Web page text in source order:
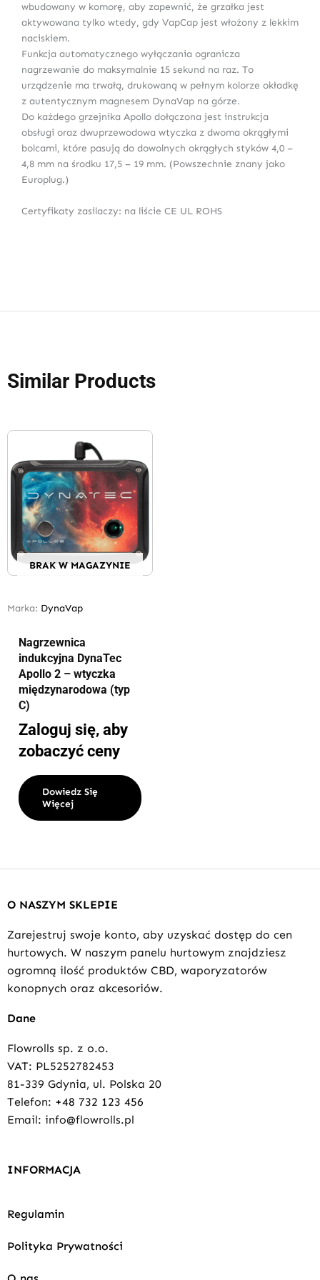
wbudowany w komorę, aby zapewnić, że grzałka jest
aktywowana tylko wtedy, gdy VapCap jest włożony z lekkim
naciskiem.
Funkcja automatycznego wyłączania ogranicza
nagrzewanie do maksymalnie 15 sekund na raz. To
urządzenie ma trwałą, drukowaną w pełnym kolorze okładkę
z autentycznym magnesem DynaVap na górze.
Do każdego grzejnika Apollo dołączona jest instrukcja
obsługi oraz dwuprzewodowa wtyczka z dwoma okrągłymi
bolcami, które pasują do dowolnych okrągłych styków 4,0 –
4,8 mm na środku 17,5 – 19 mm. (Powszechnie znany jako
Europlug.)
Certyfikaty zasilaczy: na liście CE UL ROHS
Similar Products
BRAK W MAGAZYNIE
Marka: DynaVap
Nagrzewnica
indukcyjna DynaTec
Apollo 2 – wtyczka
międzynarodowa (typ
C)
Zaloguj się, aby
zobaczyć ceny
Dowiedz Się
Więcej
O NASZYM SKLEPIE
Zarejestruj swoje konto, aby uzyskać dostęp do cen
hurtowych. W naszym panelu hurtowym znajdziesz
ogromną ilość produktów CBD, waporyzatorów
konopnych oraz akcesoriów.
Dane
Flowrolls sp. z o.o.
VAT: PL5252782453
81-339 Gdynia, ul. Polska 20
Telefon: +48 732 123 456
Email: info@flowrolls.pl
INFORMACJA
Regulamin
Polityka Prywatności